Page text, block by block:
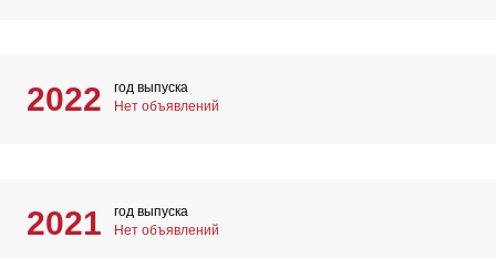
2022
год выпуска
Нет объявлений
2021
год выпуска
Нет объявлений